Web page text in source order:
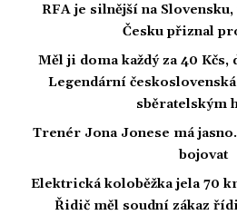
RFA je silnější na
Česku přiznal
Měl ji doma každý za 40 Kčs,
Legendární československá
sběratelským
Trenér Jona Jonese má
bojovat
Elektrická koloběžka jela 70
Řidič měl soudní zákaz